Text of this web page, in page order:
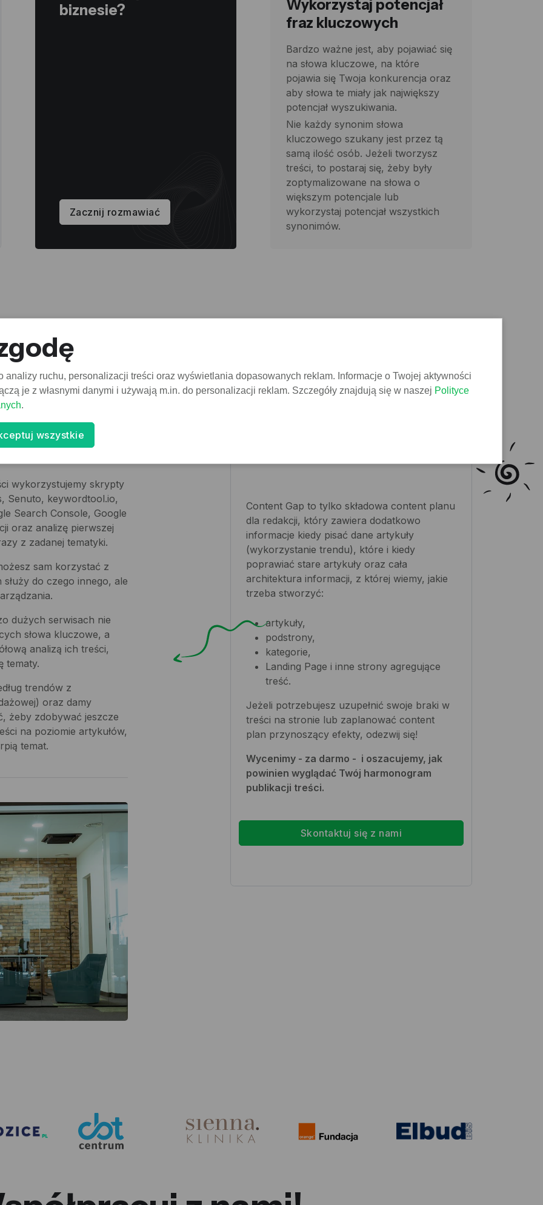
biznesie?
Zacznij rozmawiać
Wykorzystaj potencjał
fraz kluczowych
Bardzo ważne jest, aby pojawiać się
na słowa kluczowe, na które
pojawia się Twoja konkurencja oraz
aby słowa te miały jak największy
potencjał wyszukiwania.
Nie każdy synonim słowa
kluczowego szukany jest przez tą
samą ilość osób. Jeżeli tworzysz
treści, to postaraj się, żeby były
zoptymalizowane na słowa o
większym potencjale lub
wykorzystaj potencjał wszystkich
synonimów.
content
wykorzystujemy skrypty
Senuto, keywordtool.io,
Search Console, Google
oraz analizę pierwszej
z zadanej tematyki.
sam korzystać z
do czego innego, ale
dużych serwisach nie
słowa kluczowe, a
analizą ich treści,
tematy.
trendów z
oraz damy
żeby zdobywać jeszcze
na poziomie artykułów,
temat.
Content Gap to tylko składowa content planu
dla redakcji, który zawiera dodatkowo
informacje kiedy pisać dane artykuły
(wykorzystanie trendu), które i kiedy
poprawiać stare artykuły oraz cała
architektura informacji, z której wiemy, jakie
trzeba stworzyć:
artykuły,
podstrony,
kategorie,
Landing Page i inne strony agregujące
treść.
Jeżeli potrzebujesz uzupełnić swoje braki w
treści na stronie lub zaplanować content
plan przynoszący efekty, odezwij się!
Wycenimy - za darmo - i oszacujemy, jak
powinien wyglądać Twój harmonogram
publikacji treści.
Skontaktuj się z nami
ruchu, personalizacji treści oraz wyświetlania dopasowanych reklam. Informacje o Twojej aktywności
je z własnymi danymi i używają m.in. do personalizacji reklam. Szczegóły znajdują się w naszej Polityce
.
wszystkie